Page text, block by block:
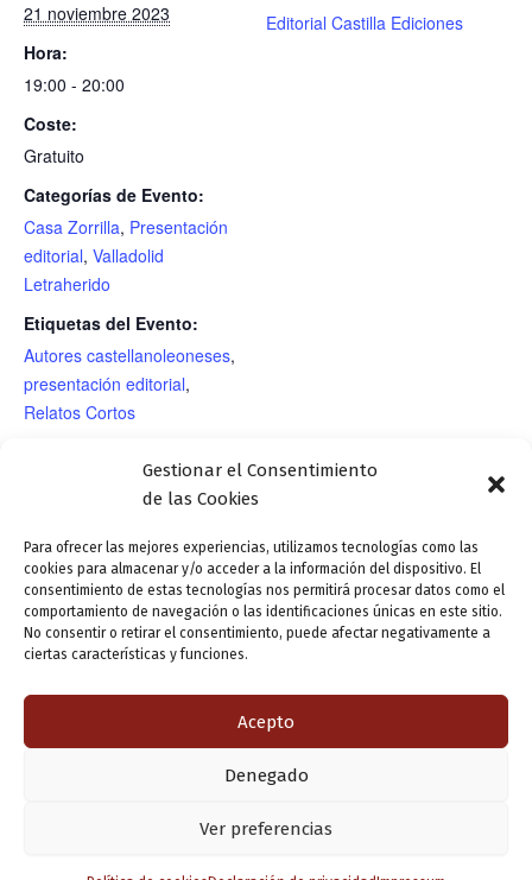
Gestionar el Consentimiento
de las Cookies
Para ofrecer las mejores experiencias, utilizamos tecnologías como las
cookies para almacenar y/o acceder a la información del dispositivo. El
consentimiento de estas tecnologías nos permitirá procesar datos como el
comportamiento de navegación o las identificaciones únicas en este sitio.
No consentir o retirar el consentimiento, puede afectar negativamente a
ciertas características y funciones.
Acepto
Denegado
Ver preferencias
21 noviembre 2023
Hora:
19:00 - 20:00
Coste:
Gratuito
Categorías de Evento:
Casa Zorrilla, Presentación
editorial, Valladolid
Letraherido
Etiquetas del Evento:
Autores castellanoleoneses,
presentación editorial,
Relatos Cortos
Editorial Castilla Ediciones
2.º Taller de Verso
Clásico Español: «El
Tenorio, verso a verso».
Imparte: Juan Polanco
Conferencia-recital: «Señas de identidad en
la poesía de Castilla y León». Imparte: María
Luisa Rodríguez Antón. Voces: Pilar Aguiar,
Aurora Manuel López y Marisa Rodríguez
Copyright © 2026 Valladolid en su titna